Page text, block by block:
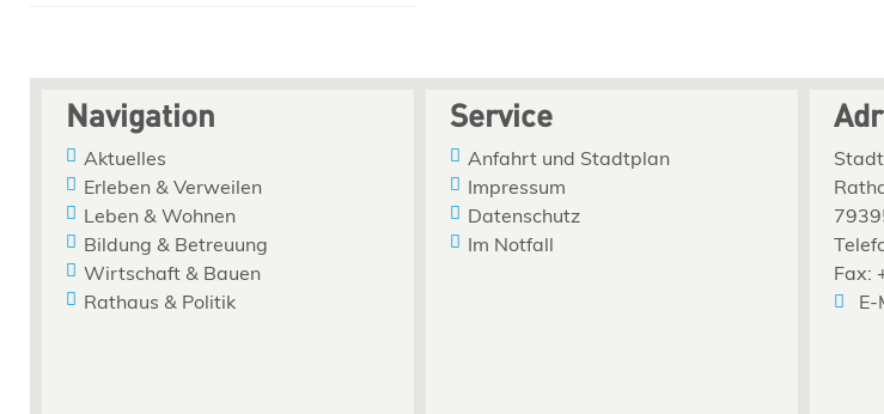
Navigation
Aktuelles
Erleben & Verweilen
Leben & Wohnen
Bildung & Betreuung
Wirtschaft & Bauen
Rathaus & Politik
Service
Anfahrt und Stadtplan
Impressum
Datenschutz
Im Notfall
Fax:
E-